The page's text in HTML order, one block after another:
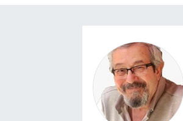
Eskişehirspor
Eskişehir Namaz Vakitleri
Eskişehir Trafik Yoğunluk
Süper Lig Puan Durumu ve